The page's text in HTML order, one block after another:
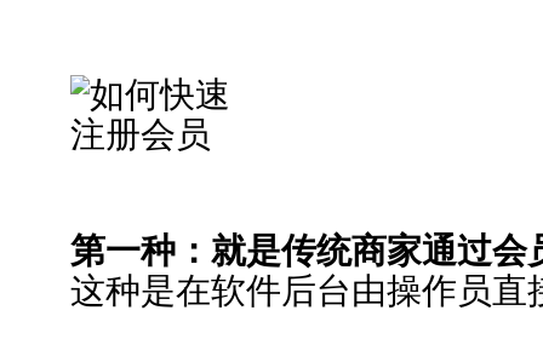
第一种：就是传统商家通过
这种是在软件后台由操作员